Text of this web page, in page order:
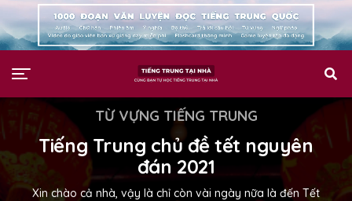
TỪ VỰNG TIẾNG TRUNG
Tiếng Trung chủ đề tết nguyên
đán 2021
Xin chào cả nhà, vậy là chỉ còn vài ngày nữa là đến Tết